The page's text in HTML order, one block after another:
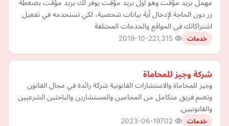
مهمل بريد مؤقت وهو أول بريد مؤقت يوفر لك بريد مؤقت بضغطة
زر دون الحاجة لإدخال أية بيانات شخصية، لكي تستخدمه في تفعيل
اشتراكاتك في المواقع والخدمات المختلفة
خدمات 2019-10-22
شركة وجيز للمحاماة
وجيز للمحاماة والاستشارات القانونية شركة رائدة في مجال القانون
وتضم فريق متكامل من المحامين والمستشارين والباحثين الشرعيين
والقانونيين.
خدمات 2023-06-19